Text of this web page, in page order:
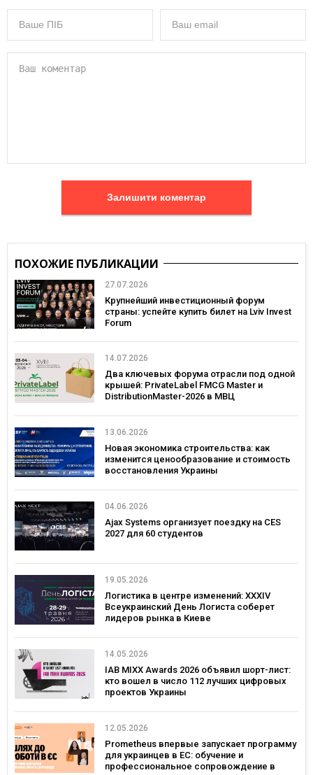
Залишити коментар
ПОХОЖИЕ ПУБЛИКАЦИИ
27.07.2026
Крупнейший инвестиционный форум
страны: успейте купить билет на Lviv Invest
Forum
14.07.2026
Два ключевых форума отрасли под одной
крышей: PrivateLabel FMCG Master и
DistributionMaster-2026 в МВЦ
13.06.2026
Новая экономика строительства: как
изменится ценообразование и стоимость
восстановления Украины
04.06.2026
Ajax Systems организует поездку на CES
2027 для 60 студентов
19.05.2026
Логистика в центре изменений: XXXIV
Всеукраинский День Логиста соберет
лидеров рынка в Киеве
14.05.2026
IAB MIXX Awards 2026 объявил шорт-лист:
кто вошел в число 112 лучших цифровых
проектов Украины
12.05.2026
Prometheus впервые запускает программу
для украинцев в ЕС: обучение и
профессиональное сопровождение в